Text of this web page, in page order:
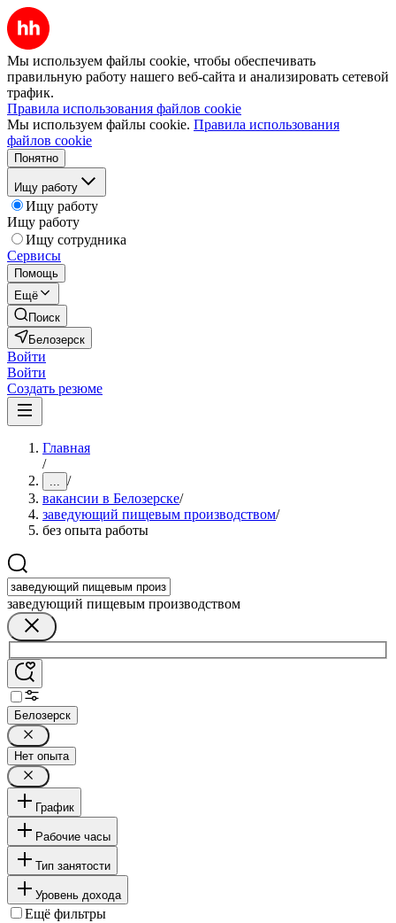
Мы используем файлы cookie, чтобы обеспечивать
правильную работу нашего веб-сайта и анализировать сетевой
трафик.
Правила использования файлов cookie
Мы используем файлы cookie. Правила использования
файлов cookie
Понятно
Ищу работу
Ищу работу
Ищу работу
Ищу сотрудника
Сервисы
Помощь
Ещё
Поиск
Белозерск
Войти
Войти
Создать резюме
Главная
/
... /
вакансии в Белозерске/
заведующий пищевым производством/
без опыта работы
заведующий пищевым производством
Белозерск
Нет опыта
График
Рабочие часы
Тип занятости
Уровень дохода
Ещё фильтры